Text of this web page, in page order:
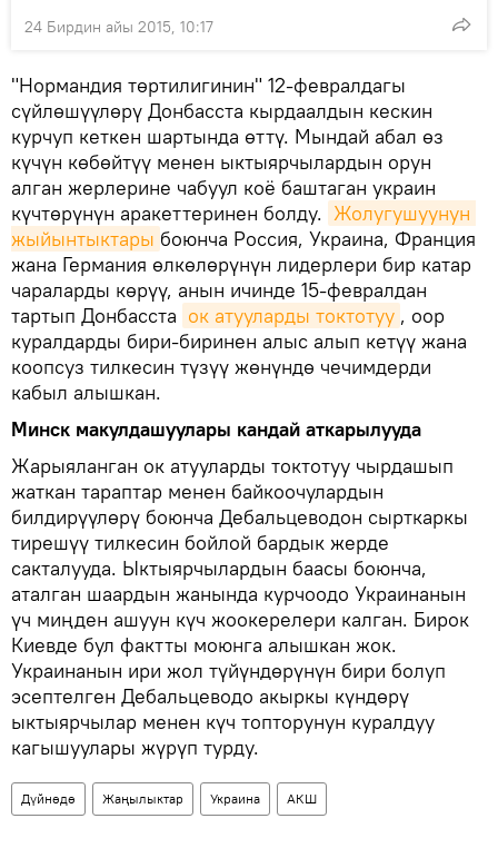
24 Бирдин айы 2015, 10:17
"Нормандия төртилигинин" 12-февралдагы
сүйлөшүүлөрү Донбасста кырдаалдын кескин
курчуп кеткен шартында өттү. Мындай абал өз
күчүн көбөйтүү менен ыктыярчылардын орун
алган жерлерине чабуул коё баштаган украин
күчтөрүнүн аракеттеринен болду. Жолугушуунун
жыйынтыктары боюнча Россия, Украина, Франция
жана Германия өлкөлөрүнүн лидерлери бир катар
чараларды көрүү, анын ичинде 15-февралдан
тартып Донбасста ок атууларды токтотуу , оор
куралдарды бири-биринен алыс алып кетүү жана
коопсуз тилкесин түзүү жөнүндө чечимдерди
кабыл алышкан.
Минск макулдашуулары кандай аткарылууда
Жарыяланган ок атууларды токтотуу чырдашып
жаткан тараптар менен байкоочулардын
билдирүүлөрү боюнча Дебальцеводон сырткаркы
тирешүү тилкесин бойлой бардык жерде
сакталууда. Ыктыярчылардын баасы боюнча,
аталган шаардын жанында курчоодо Украинанын
үч миңден ашуун күч жоокерелери калган. Бирок
Киевде бул фактты моюнга алышкан жок.
Украинанын ири жол түйүндөрүнүн бири болуп
эсептелген Дебальцеводо акыркы күндөрү
ыктыярчылар менен күч топторунун куралдуу
кагышуулары жүрүп турду.
Дүйнөдө Жаңылыктар Украина АКШ